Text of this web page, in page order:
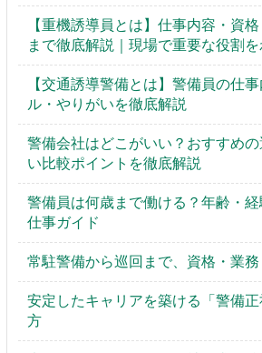
【重機誘導員とは】仕事内容・資
まで徹底解説｜現場で重要な役割
【交通誘導警備とは】警備員の仕
ル・やりがいを徹底解説
警備会社はどこがいい？おすすめ
い比較ポイントを徹底解説
警備員は何歳まで働ける？年齢・
仕事ガイド
常駐警備から巡回まで、資格・業
安定したキャリアを築ける「警備
方